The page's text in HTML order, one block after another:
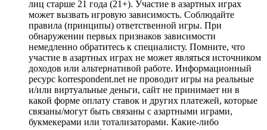
лиц старше 21 года (21+). Участие в азартных играх
может вызвать игровую зависимость. Соблюдайте
правила (принципы) ответственной игры. При
обнаружении первых признаков зависимости
немедленно обратитесь к специалисту. Помните, что
участие в азартных играх не может являться источником
доходов или альтернативой работе. Информационный
ресурс korrespondent.net не проводит игры на реальные
и/или виртуальные деньги, сайт не принимает ни в
какой форме оплату ставок и других платежей, которые
связаны/могут быть связаны с азартными играми,
букмекерами или тотализаторами. Какие-либо